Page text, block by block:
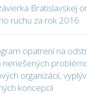
Bratislavskej
ruchu za rok 2016
opatrení na
organizácií,
koncepcií